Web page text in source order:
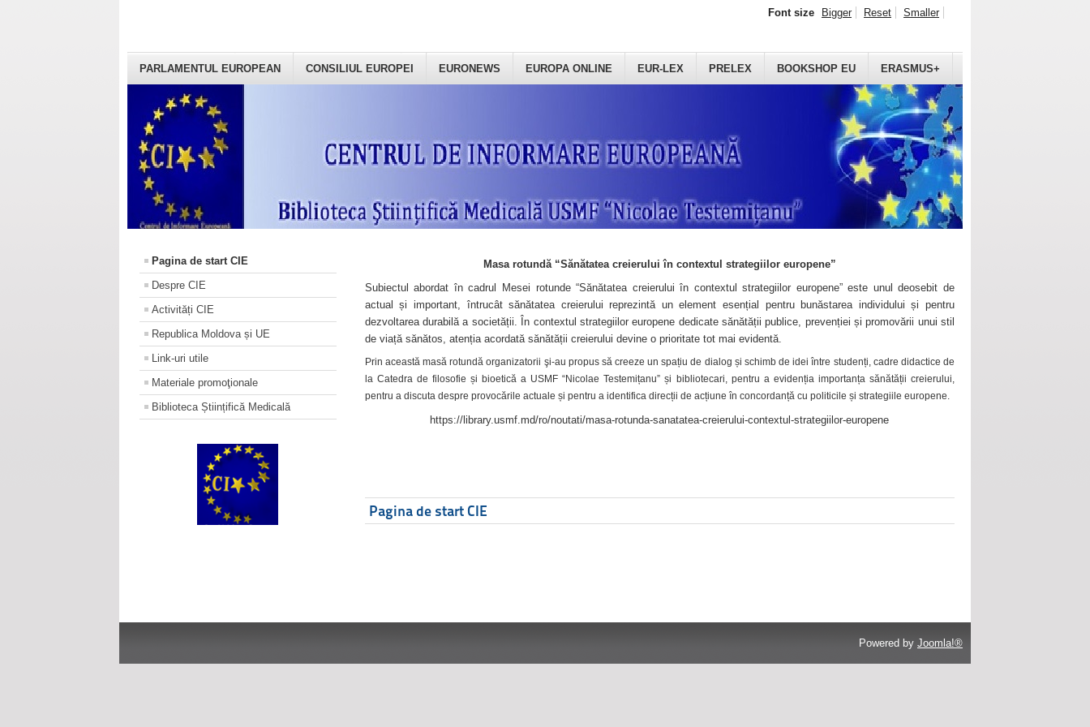
PARLAMENTUL EUROPEAN CONSILIUL EUROPEI EURONEWS EUROPA ONLINE EUR-LEX PRELEX BOOKSHOP EU ERASMUS+
Font size Bigger Reset Smaller
Pagina de start CIE
Despre CIE
Activități CIE
Republica Moldova și UE
Link-uri utile
Materiale promoţionale
Biblioteca Științifică Medicală
Masa rotundă “Sănătatea creierului în contextul strategiilor europene”
Subiectul abordat în cadrul Mesei rotunde “Sănătatea creierului în contextul strategiilor europene” este unul deosebit de
actual și important, întrucât sănătatea creierului reprezintă un element esențial pentru bunăstarea individului și pentru
dezvoltarea durabilă a societății. În contextul strategiilor europene dedicate sănătății publice, prevenției și promovării unui stil
de viață sănătos, atenția acordată sănătății creierului devine o prioritate tot mai evidentă.
Prin această masă rotundă organizatorii şi-au propus să creeze un spațiu de dialog și schimb de idei între studenți, cadre didactice de
la Catedra de filosofie și bioetică a USMF “Nicolae Testemițanu” și bibliotecari, pentru a evidenția importanța sănătății creierului,
pentru a discuta despre provocările actuale și pentru a identifica direcții de acțiune în concordanță cu politicile și strategiile europene.
https://library.usmf.md/ro/noutati/masa-rotunda-sanatatea-creierului-contextul-strategiilor-europene
Pagina de start CIE
Powered by Joomla!®